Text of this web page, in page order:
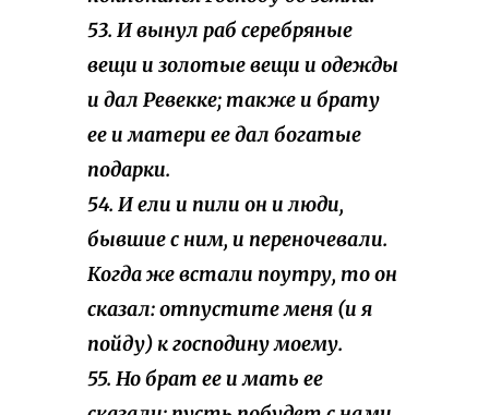
53. И вынул раб серебряные
вещи и золотые вещи и одежды
и дал Ревекке; также и брату
ее и матери ее дал богатые
подарки.
54. И ели и пили он и люди,
бывшие с ним, и переночевали.
Когда же встали поутру, то он
сказал: отпустите меня (и я
пойду) к господину моему.
55. Но брат ее и мать ее